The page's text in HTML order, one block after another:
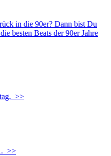
in die 90er? Dann bist Du
besten Beats der 90er Jahre
>>
>>